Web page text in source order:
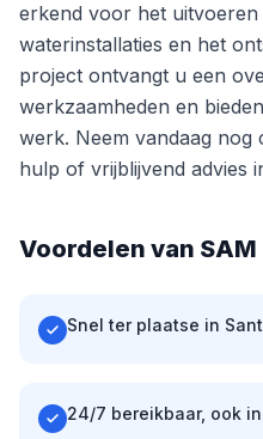
erkend voor het uitvoeren
waterinstallaties en het
project ontvangt u een
werkzaamheden en
werk. Neem vandaag
hulp of vrijblijvend advies
Voordelen van
Snel ter plaatse in
24/7 bereikbaar, ook